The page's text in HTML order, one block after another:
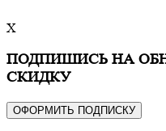
X
ПОДПИШИСЬ НА
СКИДКУ
ОФОРМИТЬ ПОДПИСКУ